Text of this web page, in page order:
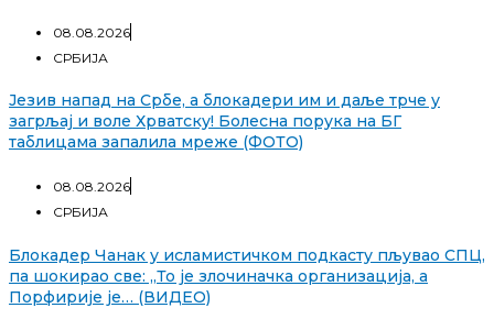
08.08.2026
СРБИЈА
Језив напад на Србе, а блокадери им и даље трче у
загрљај и воле Хрватску! Болесна порука на БГ
таблицама запалила мреже (ФОТО)
08.08.2026
СРБИЈА
Блокадер Чанак у исламистичком подкасту пљувао СПЦ,
па шокирао све: „То је злочиначка организација, а
Порфирије је… (ВИДЕО)